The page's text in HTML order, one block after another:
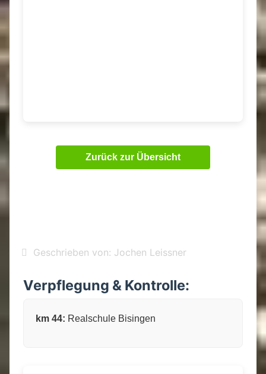
Zurück zur Übersicht
Geschrieben von: Jochen Leissner
Verpflegung & Kontrolle:
km 44: Realschule Bisingen